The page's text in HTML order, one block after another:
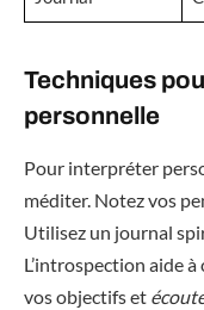
Techniques
personnelle
Pour interpréter
méditer. Notez vos
Utilisez un journal
L’introspection aide
vos objectifs et